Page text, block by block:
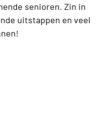
senioren. Zin in
uitstappen en veel